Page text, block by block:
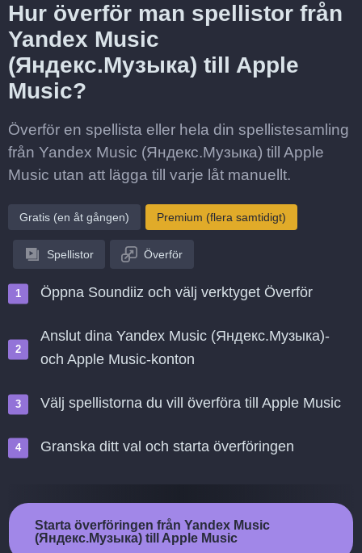
Hur överför man spellistor från
Yandex Music
(Яндекс.Музыка) till Apple
Music?
Överför en spellista eller hela din spellistesamling
från Yandex Music (Яндекс.Музыка) till Apple
Music utan att lägga till varje låt manuellt.
Gratis (en åt gången) Premium (flera samtidigt)
Spellistor Överför
Öppna Soundiiz och välj verktyget Överför
Anslut dina Yandex Music (Яндекс.Музыка)-
och Apple Music-konton
Välj spellistorna du vill överföra till Apple Music
Granska ditt val och starta överföringen
Starta överföringen från Yandex Music
(Яндекс.Музыка) till Apple Music